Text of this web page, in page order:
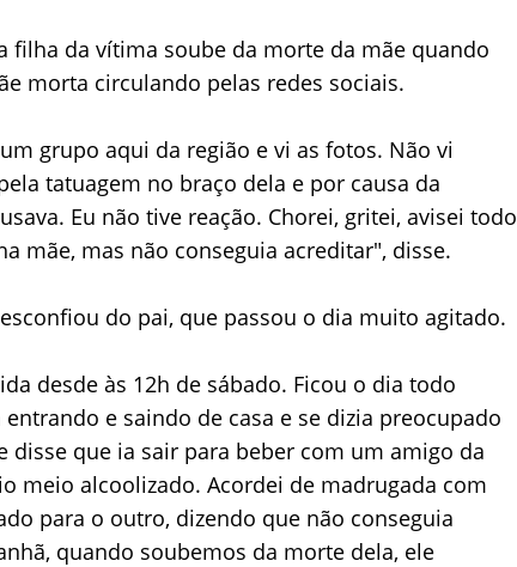
filha da vítima soube da morte da mãe quando
morta circulando pelas redes sociais.
grupo aqui da região e vi as fotos. Não vi
tatuagem no braço dela e por causa da
Eu não tive reação. Chorei, gritei, avisei todo
mãe, mas não conseguia acreditar", disse.
do pai, que passou o dia muito agitado.
desde às 12h de sábado. Ficou o dia todo
e saindo de casa e se dizia preocupado
disse que ia sair para beber com um amigo da
meio alcoolizado. Acordei de madrugada com
para o outro, dizendo que não conseguia
quando soubemos da morte dela, ele